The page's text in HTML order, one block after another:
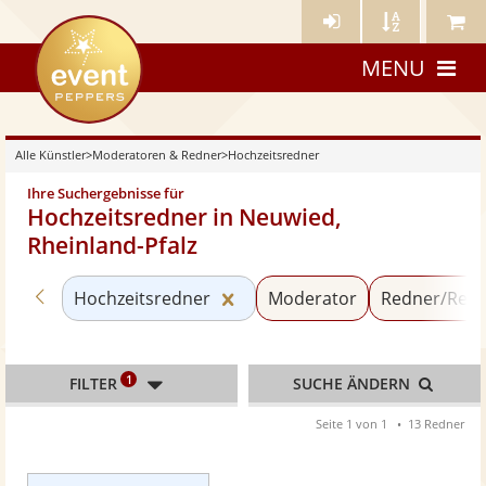
Künstler- Künstler Meine
eventpeppers
MENU
Alle Künstler>Moderatoren & Redner>Hochzeitsredner
Ihre Suchergebnisse für
Hochzeitsredner in Neuwied,
Rheinland-Pfalz
Zurück zu «Moderatoren & Redner»
Hochzeitsredner Kategorie
Moderator Redner/
FILTER 1 SUCHE ÄNDERN
Seite 1 von 1 13 Redner